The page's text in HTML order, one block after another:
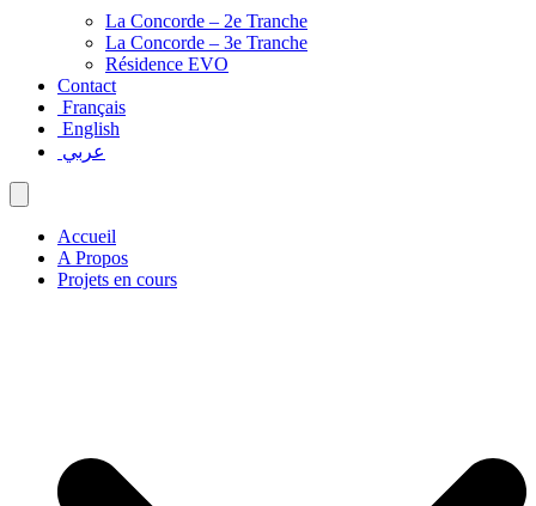
La Concorde – 2e Tranche
La Concorde – 3e Tranche
Résidence EVO
Contact
Français
English
عربي
Accueil
A Propos
Projets en cours